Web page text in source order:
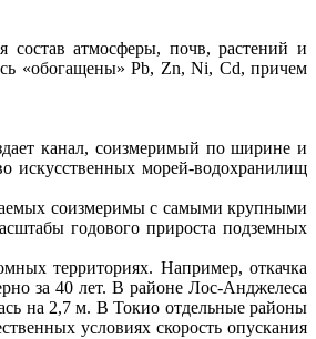
состав атмосферы, почв, растений и
«обогащены»Pb, Zn,Ni, Cd, причем
канал, соизмеримый по ширине и
искусственных морей-водохранилищ
соизмеримы с самыми крупными
годового прироста подземных
территориях. Например, откачка
за 40 лет. В районе Лос-Анджелеса
на 2,7 м. В Токио отдельные районы
условиях скорость опускания